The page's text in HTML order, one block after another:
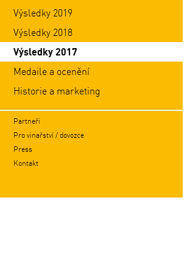
Výsledky 2019
Výsledky 2018
Výsledky 2017
Medaile a ocenění
Historie a marketing
Partneři
Pro vinařství / dovozce
Press
Kontakt